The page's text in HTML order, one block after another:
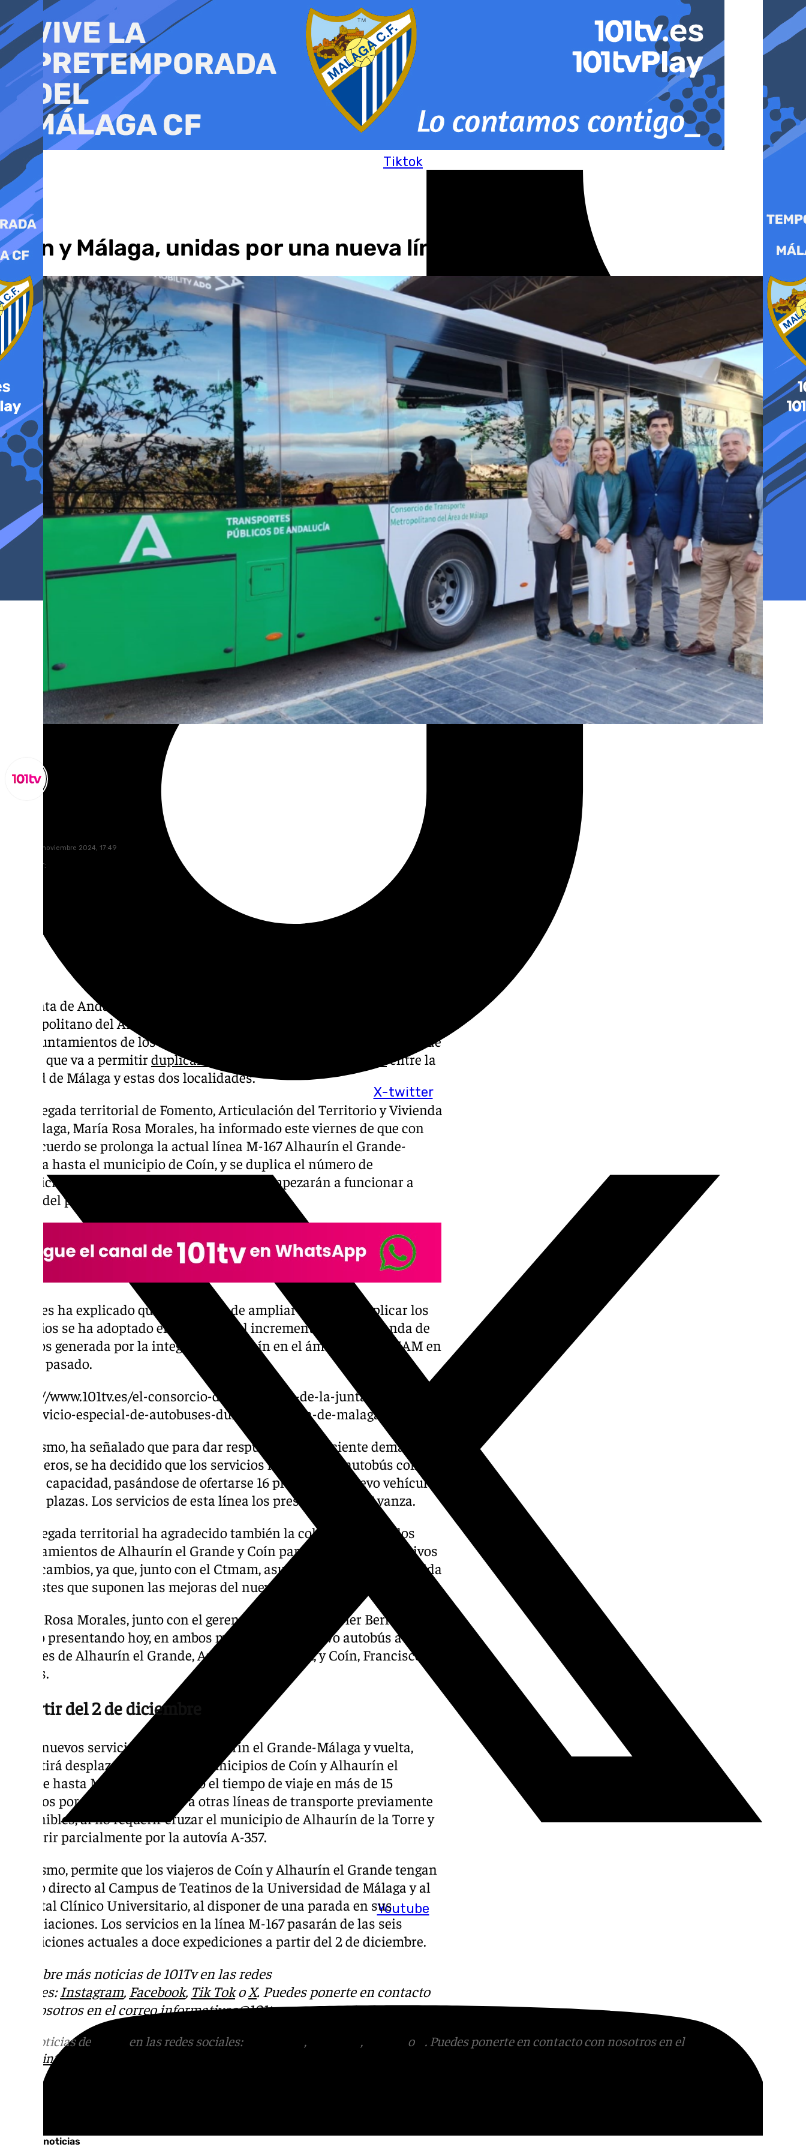
al
contenido
Tiktok
X-twitter
Youtube
Coín y Málaga, unidas por una nueva línea de autobús
viernes, 22 noviembre 2024, 17:49
Compartir:
La Junta de Andalucía, a través del Consorcio de Transporte
Metropolitano del Área de Málaga (Ctmam), ha suscrito un convenio con
los ayuntamientos de los municipios malagueños de Alhaurín el Grande
y Coín que va a permitirduplicar la oferta de transporte público
entre la
ciudad de Málaga y estas dos localidades.
La delegada territorial de Fomento, Articulación del Territorio y Vivienda
en Málaga, María Rosa Morales, ha informado este viernes de que con
este acuerdo se prolonga la actual línea M-167 Alhaurín el Grande-
Málaga hasta el municipio de Coín, y se duplica el número de
expediciones diarias. Los nuevos servicios empezarán a funcionar a
partir del próximo 2 de diciembre.
Morales ha explicado que la decisión de ampliar la línea y duplicar los
servicios se ha adoptado en respuesta al incremento de la demanda de
viajeros generada por la integración de Coín en el ámbito del CTMAM en
marzo pasado.
https://www.101tv.es/el-consorcio-de-transporte-de-la-junta-refuerza-
su-servicio-especial-de-autobuses-durante-la-feria-de-malaga/
Asimismo, ha señalado que para dar respuesta a la creciente demanda
de viajeros, se ha decidido que los servicios los cubra un autobús con
mayor capacidad, pasándose de ofertarse 16 plazas a un nuevo vehículo
con 55 plazas. Los servicios de esta línea los presta el Grupo Avanza.
La delegada territorial ha agradecido también la colaboración de los
Ayuntamientos de Alhaurín el Grande y Coín para poder hacer efectivos
estos cambios, ya que, junto con el Ctmam, asumen de forma compartida
los costes que suponen las mejoras del nuevo servicio.
María Rosa Morales, junto con el gerente del Ctmam, Javier Berlanga, ha
estado presentando hoy, en ambos municipios, el nuevo autobús a los
alcaldes de Alhaurín el Grande, Anthony Bermúdez, y Coín, Francisco
Santos.
A partir del 2 de diciembre
Estos nuevos servicios de Coín-Alhaurín el Grande-Málaga y vuelta,
permitirá desplazarse desde los municipios de Coín y Alhaurín el
Grande hasta Málaga reduciendo el tiempo de viaje en más de 15
minutos por trayecto respecto a otras líneas de transporte previamente
disponibles, al no requerir cruzar el municipio de Alhaurín de la Torre y
discurrir parcialmente por la autovía A-357.
Asimismo, permite que los viajeros de Coín y Alhaurín el Grande tengan
acceso directo al Campus de Teatinos de la Universidad de Málaga y al
Hospital Clínico Universitario, al disponer de una parada en sus
inmediaciones. Los servicios en la línea M-167 pasarán de las seis
expediciones actuales a doce expediciones a partir del 2 de diciembre.
Descubre más noticias de 101Tv en las redes
sociales: Instagram, Facebook, Tik Toko X. Puedes ponerte en contacto
con nosotros en el correoinformativos@101tv.es
Más noticias de en las redes sociales: , , o
. Puedes ponerte en contacto con nosotros en el
informativos@101tv.es
Últimas noticias